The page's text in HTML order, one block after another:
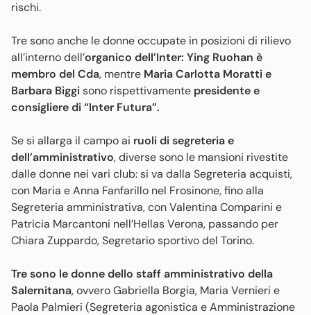
rischi.
Tre sono anche le donne occupate in posizioni di rilievo
all’interno dell’organico dell’Inter: Ying Ruohan è
membro del Cda, mentre Maria Carlotta Moratti e
Barbara Biggisono rispettivamente presidente e
consigliere di “Inter Futura”.
Se si allarga il campo ai ruoli di segreteria e
dell’amministrativo, diverse sono le mansioni rivestite
dalle donne nei vari club: si va dalla Segreteria acquisti,
con Maria e Anna Fanfarillo nel Frosinone, fino alla
Segreteria amministrativa, con Valentina Comparini e
Patricia Marcantoni nell’Hellas Verona, passando per
Chiara Zuppardo, Segretario sportivo del Torino.
Tre sono le donne dello staff amministrativo della
Salernitana, ovvero Gabriella Borgia, Maria Vernieri e
Paola Palmieri (Segreteria agonistica e Amministrazione